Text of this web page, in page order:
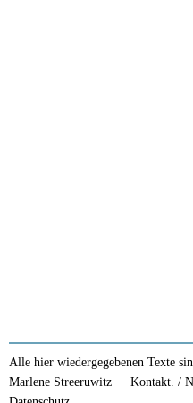
Alle hier wiedergegebenen Texte
Marlene Streeruwitz · Kontakt. /